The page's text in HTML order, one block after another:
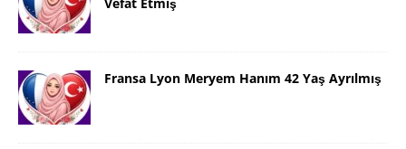
Fransa Lyon Meryem Hanım 42 Yaş Ayrılmış